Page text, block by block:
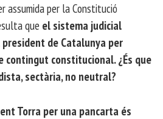
assumida per la Constitució
que el sistema judicial
de Catalunya per
contingut constitucional. ¿És que
sectària, no neutral?
Torra per una pancarta és